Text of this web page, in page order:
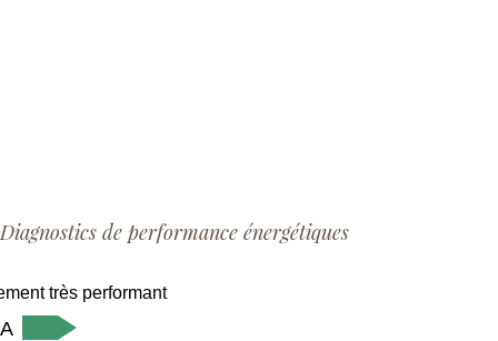
Diagnostics de performance énergétiques
très performant
A